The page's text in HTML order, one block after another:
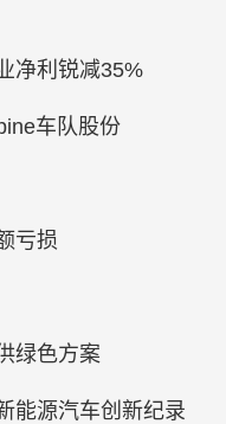
净利锐减35%
车队股份
亏损
绿色方案
能源汽车创新纪录